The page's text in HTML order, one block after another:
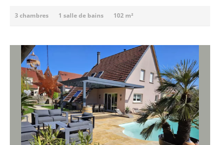
3 chambres 1 salle de bains 102 m²